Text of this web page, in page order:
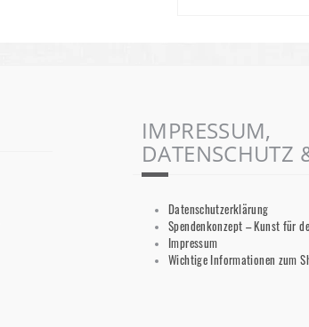
IMPRESSUM,
DATENSCHUTZ
Datenschutzerklärung
Spendenkonzept – Kunst für
Impressum
Wichtige Informationen zum